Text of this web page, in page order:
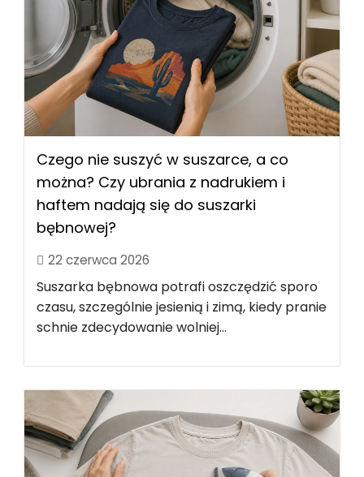
Czego nie suszyć w suszarce, a co
można? Czy ubrania z nadrukiem i
haftem nadają się do suszarki
bębnowej?
22 czerwca 2026
Suszarka bębnowa potrafi oszczędzić sporo
czasu, szczególnie jesienią i zimą, kiedy pranie
schnie zdecydowanie wolniej...